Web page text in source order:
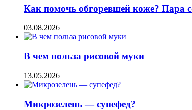
Как помочь обгоревшей коже? Пара
03.08.2026
В чем польза рисовой муки
13.05.2026
Микрозелень — супефед?